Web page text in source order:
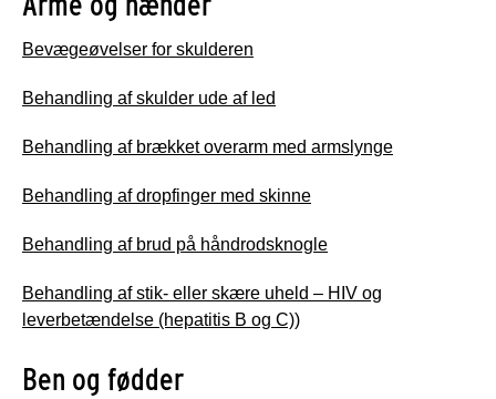
Bevægeøvelser for skulderen
Behandling af skulder ude af led
Behandling af brækket overarm med armslynge
Behandling af dropfinger med skinne
Behandling af brud på håndrodsknogle
Behandling af stik- eller skære uheld – HIV og
leverbetændelse (hepatitis B og C))
Ben og fødder